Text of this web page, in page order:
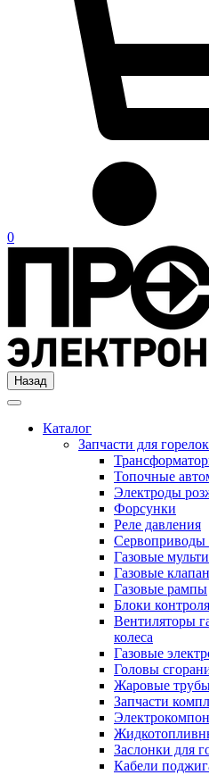
0
Назад
Каталог
Запчасти для горелок
Топочные
Электроды
Форсунки
Реле давления
Сервоприводы
Газовые
Газовые
Газовые рампы
Блоки
Вентиляторы
колеса
Газовые
Головы
Жаровые
Запчасти
Заслонки для
Кабели